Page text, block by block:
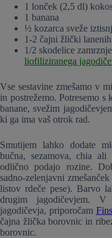
1 lonček (2,5 dl)
1 banana
½ kozarca sveže
1-2 čajni žlički
1/2 skodelice
liofiliziranega
Vse sestavine zmešamo v
in postrežemo. Potresemo
banane, svežim
ki ga ima vaš otrok rad.
Smutijem lahko dodate
bučna, sezamova, chia
odlično podajo rozine.
sadno-zelenjavni
listov rdeče pese). Barvo
drugim jagodičevjem. V
jagodičevja, priporočam
čajna žlička borovnic in
borovnic.